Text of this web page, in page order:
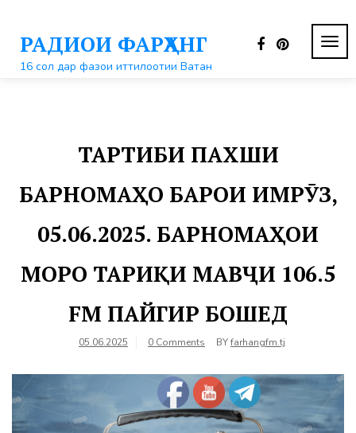
контентуРАДИОИ ФАРҲАНГ
16 сол дар фазои иттилоотии Ватан
ТАРТИБИ ПАХШИ
БАРНОМАҲО БАРОИ ИМРӮЗ,
05.06.2025. БАРНОМАҲОИ
МОРО ТАРИҚИ МАВҶИ 106.5
FM ПАЙГИР БОШЕД
05.06.2025 0 Comments BYfarhangfm.tj